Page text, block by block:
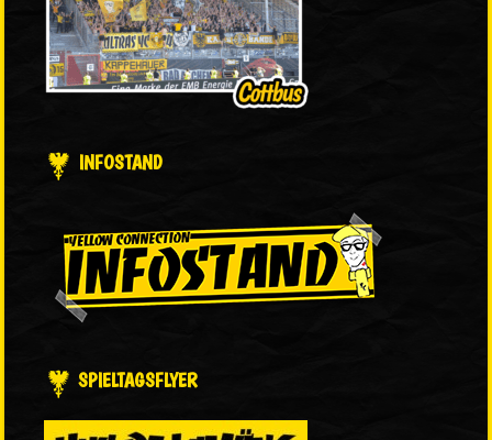
INFOSTAND
SPIELTAGSFLYER